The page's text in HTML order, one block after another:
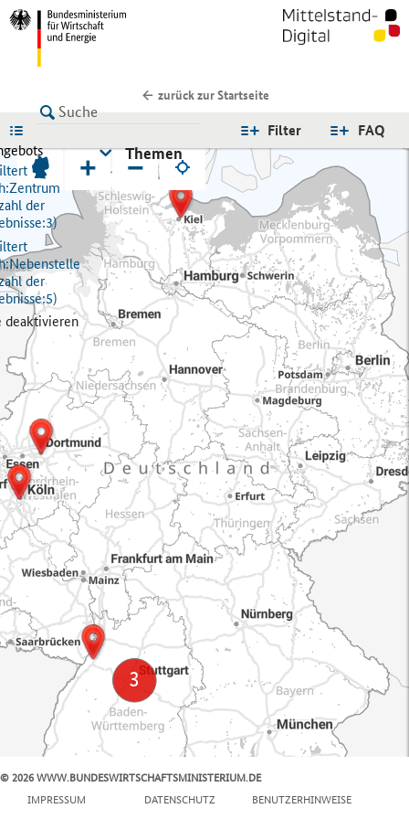
zurück zur Startseite
FAQ
Filter
Zentrum
der
3)
Nebenstelle
der
5)
deaktivieren
Themen
+ −
© 2026 WWW.BUNDESWIRTSCHAFTSMINISTERIUM.DE
IMPRESSUM
DATENSCHUTZ BENUTZERHINWEISE